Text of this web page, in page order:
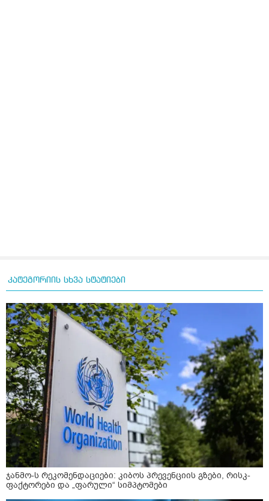
კატეგორიის სხვა სტატიები
ჯანმო-ს რეკომენდაციები: კიბოს პრევენციის გზები, რისკ-
ფაქტორები და „ფარული“ სიმპტომები